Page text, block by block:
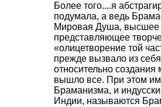
Более того....я
подумала, а ведь
Мировая Душа, высшее
представляющее
«олицетворение той
прежде вызвало из
относительно создания
вышло все. При этом
Браманизма, и
Индии, называются